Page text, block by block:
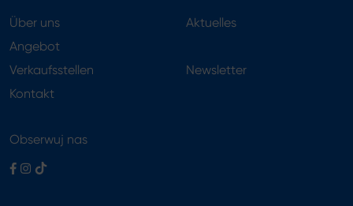
Über uns
Angebot
Aktuelles
Verkaufsstellen
Kontakt
Newsletter
Obserwuj nas